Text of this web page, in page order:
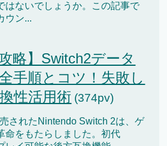
はないでしょうか。この記事で
ウン...
攻略】Switch2データ
手順とコツ！失敗し
性活用術 (374pv)
されたNintendo Switch 2は、ゲ
命をもたらしました。初代